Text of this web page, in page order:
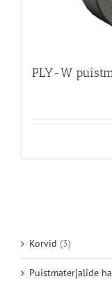
PLY-W
Korvid (3)
Puistmaterjalide